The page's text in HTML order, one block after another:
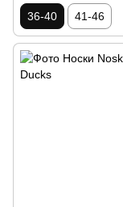
36-40 41-46